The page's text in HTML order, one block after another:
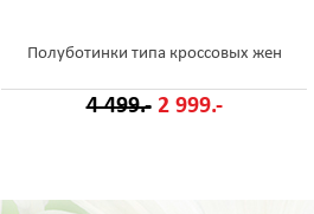
Полуботинки типа кроссовых жен
4 499.- 2 999.-